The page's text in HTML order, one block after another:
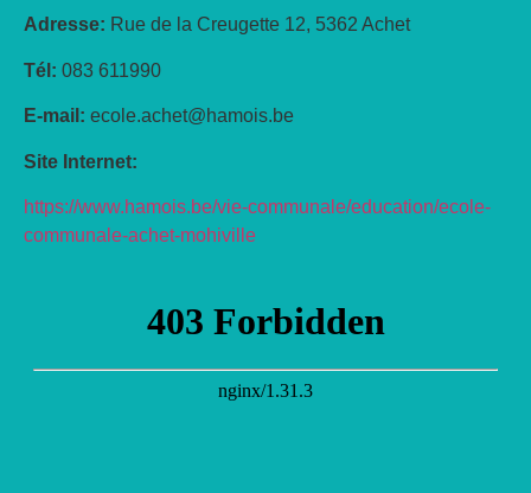
Adresse: Rue de la Creugette 12, 5362 Achet
Tél: 083 611990
E-mail: ecole.achet@hamois.be
Site Internet:
https://www.hamois.be/vie-communale/education/ecole-
communale-achet-mohiville